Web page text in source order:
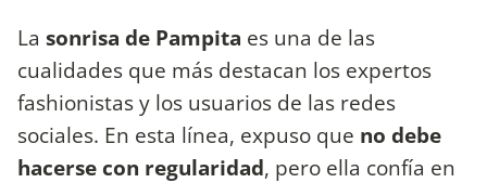
La sonrisa de Pampita es una de las
cualidades que más destacan los expertos
fashionistas y los usuarios de las redes
sociales. En esta línea, expuso que no debe
hacerse con regularidad, pero ella confía en